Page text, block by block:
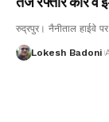
रुद्रपुर। नैनीताल हाईवे
Lokesh Badoni